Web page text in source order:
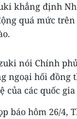
khẳng định
quá mức
nói Chính
ngoại hối đồng
của các quốc
báo hôm 26/4,